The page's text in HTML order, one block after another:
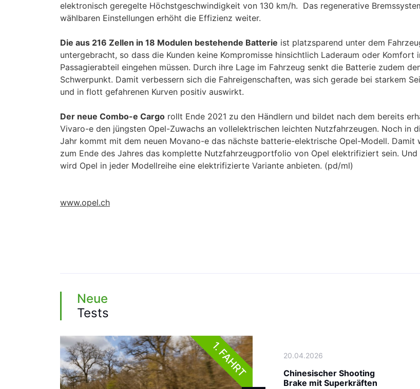
elektronisch geregelte Höchstgeschwindigkeit von 130 km/h. Das regenerative
wählbaren Einstellungen erhöht die Effizienz weiter.
Die aus 216 Zellen in 18 Modulen bestehende Batterie ist platzsparend unter dem
untergebracht, so dass die Kunden keine Kompromisse hinsichtlich Laderaum oder Komfort
Passagierabteil eingehen müssen. Durch ihre Lage im Fahrzeug senkt die Batterie zudem
Schwerpunkt. Damit verbessern sich die Fahreigenschaften, was sich gerade bei starkem
und in flott gefahrenen Kurven positiv auswirkt.
Der neue Combo-e Cargo rollt Ende 2021 zu den Händlern und bildet nach dem bereits
Vivaro-e den jüngsten Opel-Zuwachs an vollelektrischen leichten Nutzfahrzeugen. Noch in
Jahr kommt mit dem neuen Movano-e das nächste batterie-elektrische Opel-Modell. Damit
zum Ende des Jahres das komplette Nutzfahrzeugportfolio von Opel elektrifiziert sein.
wird Opel in jeder Modellreihe eine elektrifizierte Variante anbieten. (pd/ml)
www.opel.ch
Neue
Tests
1. FAHRT 20.04.2026
Chinesischer Shooting
Brake mit Superkräften